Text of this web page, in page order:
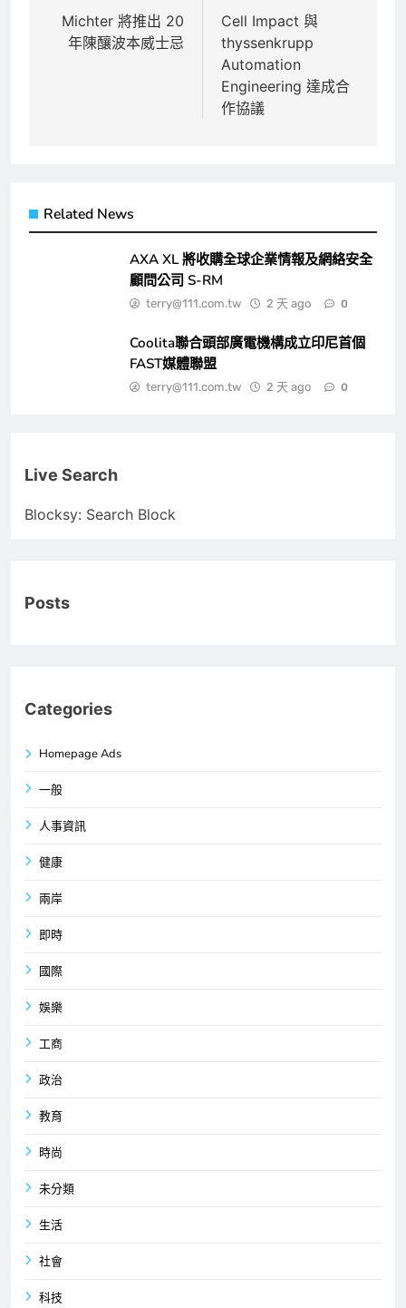
章Michter 將推出 20
年陳釀波本威士忌
Cell Impact 與
thyssenkrupp
Automation
Engineering 達成合
作協議
Related News
AXA XL 將收購全球企業情報及網絡安全
顧問公司 S-RM
terry@111.com.tw 2 天 ago 0
Coolita聯合頭部廣電機構成立印尼首個
FAST媒體聯盟
terry@111.com.tw 2 天 ago 0
Live Search
Blocksy: Search Block
Posts
Categories
Homepage Ads
一般
人事資訊
健康
兩岸
即時
國際
娛樂
工商
政治
教育
時尚
未分類
生活
社會
科技